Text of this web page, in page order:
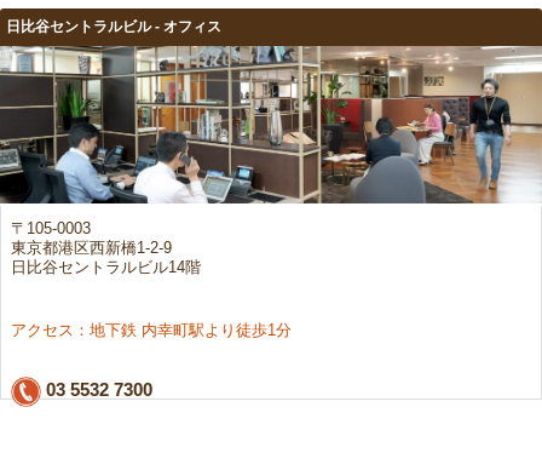
日比谷セントラルビル - オフィス
〒105-0003
東京都港区西新橋1-2-9
日比谷セントラルビル14階
アクセス：地下鉄 内幸町駅より徒歩1分
03 5532 7300